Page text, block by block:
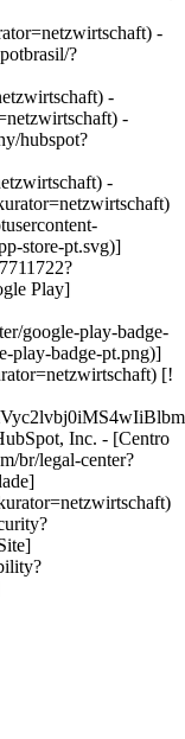
-
?
-
-
hubspot?
-
store-pt.svg)]
Play]
google-play-badge-
play-badge-pt.png)]
[!
Inc. - [Centro
br/legal-center?